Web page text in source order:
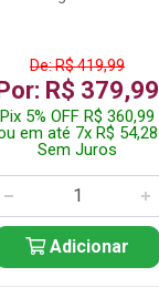
De: R$ 419,99
R$ 379,99
Pix 5% OFF R$ 360,99
em até 7x R$ 54,28
Sem Juros
Adicionar